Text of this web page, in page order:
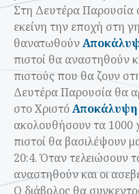
Στη Δευτέρα Παρουσία
εκείνη την εποχή στη
θανατωθούν
πιστοί θα αναστηθούν
πιστούς που θα ζουν
Δευτέρα Παρουσία θα
στο ΧριστόΑποκάλυψη
ακολουθήσουν τα 1000
πιστοί θα βασιλέψουν
20:4. Όταν τελειώσουν
αναστηθούν και οι
Ο διάβολος θα